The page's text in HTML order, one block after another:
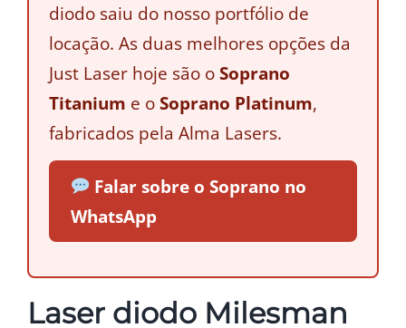
diodo saiu do nosso portfólio de
locação. As duas melhores opções da
Just Laser hoje são o Soprano
Titanium e o Soprano Platinum,
fabricados pela Alma Lasers.
Falar sobre o Soprano no
WhatsApp
Laser diodo Milesman